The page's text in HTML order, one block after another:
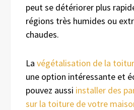
peut se détériorer plus
régions très humides ou
chaudes.
La végétalisation de la
une option intéressante et
pouvez aussi installer des
sur la toiture de votre